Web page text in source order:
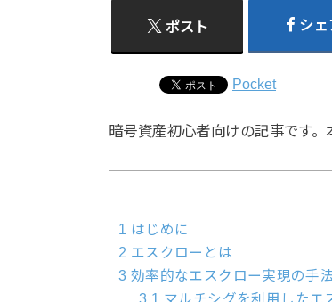
ポスト シェ
Pocket
暗号資産初心者向けの記事です。
1 はじめに
2 エスクローとは
3 効率的なエスクロー実現の手